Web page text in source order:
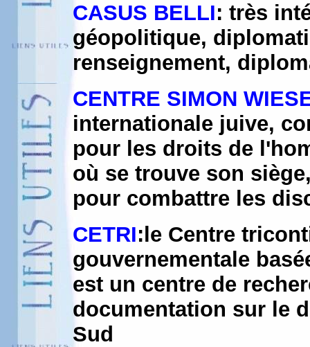
CASUS BELLI: très
géopolitique,
renseignement,
CENTRE SIMON
internationale juive,
pour les droits de
où se trouve son
pour combattre les
CETRI:le Centre
gouvernementale
est un centre de
documentation sur le
Sud